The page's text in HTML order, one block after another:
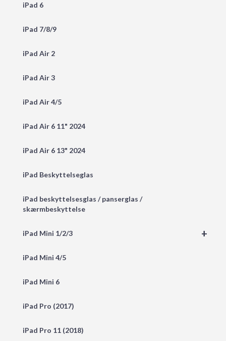
iPad 6
iPad 7/8/9
iPad Air 2
iPad Air 3
iPad Air 4/5
iPad Air 6 11" 2024
iPad Air 6 13" 2024
iPad Beskyttelseglas
iPad beskyttelsesglas / panserglas /
skærmbeskyttelse
+
iPad Mini 1/2/3
iPad Mini 4/5
iPad Mini 6
iPad Pro (2017)
iPad Pro 11 (2018)